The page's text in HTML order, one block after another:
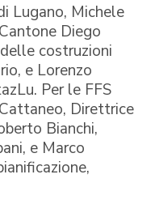
Lugano, Michele
Diego
costruzioni
e Lorenzo
Per le FFS
Direttrice
Bianchi,
e Marco